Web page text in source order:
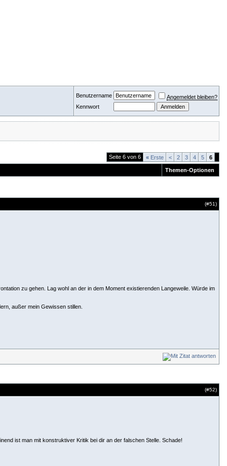
Benutzername
Angemeldet bleiben?
Kennwort
Seite 6 von 6 « Erste < 2 3 4 5 6
Themen-Optionen
(#51)
zu gehen. Lag wohl an der in dem Moment existierenden Langeweile. Würde im
außer mein Gewissen stillen.
(#52)
ist man mit konstruktiver Kritik bei dir an der falschen Stelle. Schade!